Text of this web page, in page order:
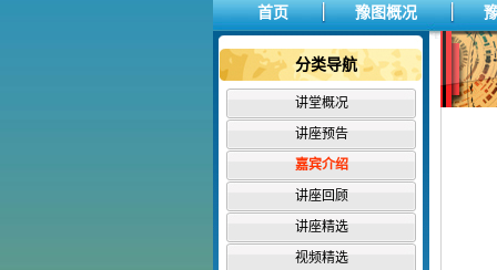
首页 豫图概况
分类导航
讲堂概况
讲座预告
嘉宾介绍
讲座回顾
讲座精选
视频精选